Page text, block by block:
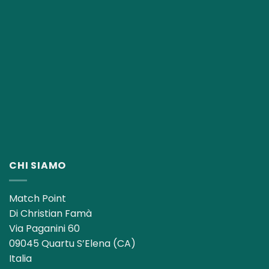
CHI SIAMO
Match Point
Di Christian Famà
Via Paganini 60
09045 Quartu S’Elena (CA)
Italia